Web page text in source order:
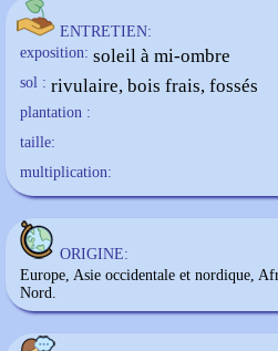
ENTRETIEN:
exposition: soleil à mi-ombre
sol : rivulaire, bois frais, fossés
plantation :
taille:
multiplication:
ORIGINE:
Europe, Asie occidentale et nordique,
Nord.